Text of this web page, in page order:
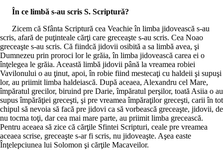
În ce limbă s-au scris S. Scriptură?
Zicem că Sfânta Scriptură cea Veachie în limba jidovească s-au
scris, afară de puţinteale cărţi care greceaşte s-au scris. Cea Noao
greceaşte s-au scris. Că fiindcă jidovii osibită a sa limbă avea, şi
Dumnezeu prin proroci lor le grăia, în limba jidovească carea ei o
înţelegea le grăia. Această limbă jidovii până la vreamea robiei
Vavilonului o au ţinut, apoi, în robie fiind mestecaţi cu haldeii şi supuşi
lor, au priimit limba haldeiască. După aceaea, Alexandru cel Mare,
împăratul grecilor, biruind pre Darie, împăratul perşilor, toată Asiia o au
supus împărăţiei greceşti, şi pre vreamea împăraţilor greceşti, carii în tot
chipul să nevoia să facă pre jidovi ca să vorbească greceaşte, jidovii, de
nu tocma toţi, dar cea mai mare parte, au priimit limba grecească.
Pentru aceaea să zice că cărţile Sfintei Scripturi, ceale pre vreamea
aceaea scrise, greceaşte s-ar fi scris, nu jidoveaşte. Aşea easte
Înţelepciunea lui Solomon şi cărţile Macaveilor.